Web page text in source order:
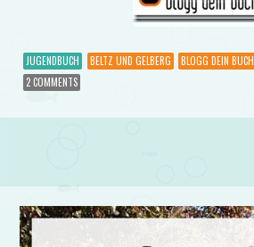
JUGENDBUCH BELTZ UND GELBERG BLOGG DEIN BUCH
2 COMMENTS
Post navigation